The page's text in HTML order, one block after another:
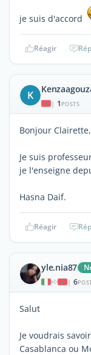
je suis d'accord
Réagir
K
| 1 POSTS
Bonjour Clairette,
Je suis
je l'enseigne
Hasna Daif.
Réagir
yle.nia87
| 6
Salut
Je voudrais
Casablanca ou